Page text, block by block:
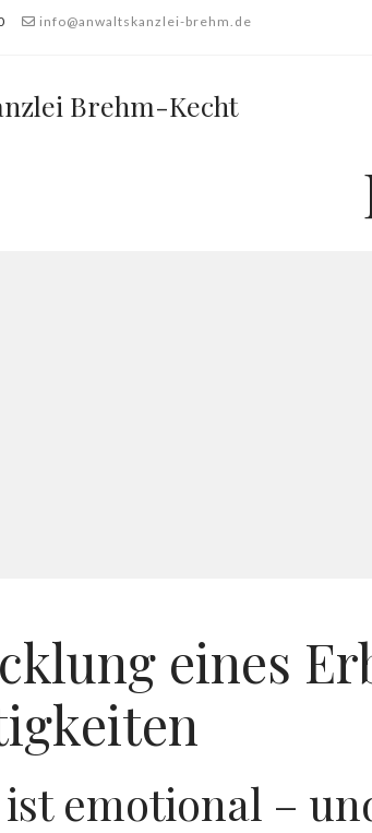
info@anwaltskanzlei-brehm.de
Brehm-Kecht
eines
emotional –